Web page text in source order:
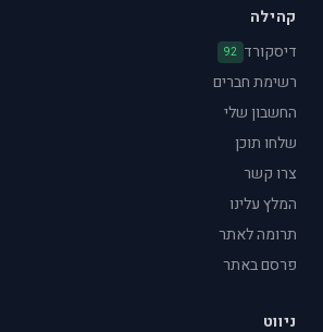
קהילה
דיסקורד 92
רשימת חברים
החשבון שלי
שלחו תוכן
צרו קשר
המלץ עלינו
תרומה לאתר
פרסם באתר
ניווט